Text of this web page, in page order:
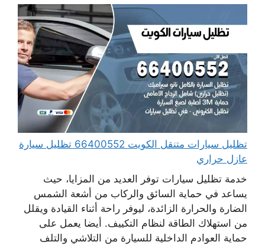
تظليل سيارات متنقل الكويت 66400552 تظليل سيارة
عازل حراري
خدمة تظليل سيارات توفر العديد من المزايا، حيث
يساعد في حماية السائق والركاب من أشعة الشمس
الضارة والحرارة الزائدة، ليوفر راحة أثناء القيادة ويقلل
من استهلاك الطاقة لنظام التكييف. أيضا يعمل على
حماية العوادم الداخلية للسيارة من التلاشي والتلف